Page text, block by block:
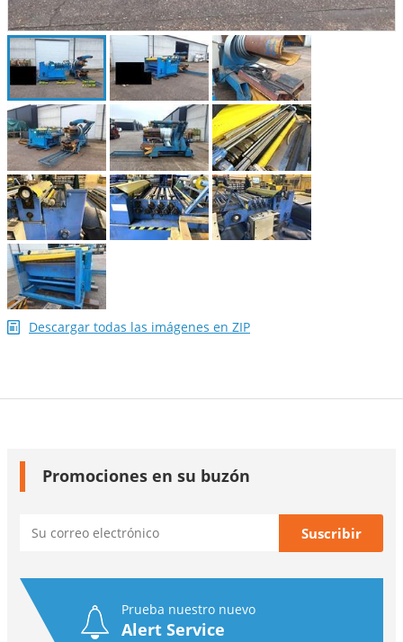
Descargar todas las imágenes en ZIP
Promociones en su buzón
Prueba nuestro nuevo
Alert Service